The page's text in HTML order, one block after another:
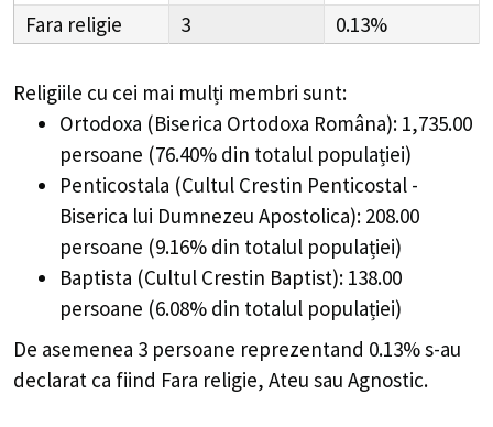
Fara religie 3 0.13%
Religiile cu cei mai mulți membri sunt:
Ortodoxa (Biserica Ortodoxa Româna): 1,735.00
persoane (76.40% din totalul populației)
Penticostala (Cultul Crestin Penticostal -
Biserica lui Dumnezeu Apostolica): 208.00
persoane (9.16% din totalul populației)
Baptista (Cultul Crestin Baptist): 138.00
persoane (6.08% din totalul populației)
De asemenea 3 persoane reprezentand 0.13% s-au
declarat ca fiind Fara religie, Ateu sau Agnostic.